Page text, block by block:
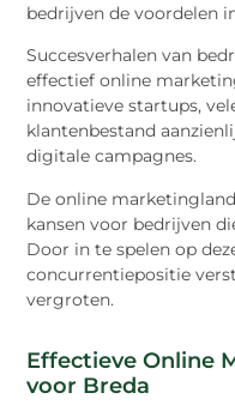
bedrijven de voordelen
Succesverhalen van
effectief online
innovatieve startups,
klantenbestand
digitale campagnes.
De online
kansen voor bedrijven
Door in te spelen op
concurrentiepositie
vergroten.
Effectieve Online
voor Breda